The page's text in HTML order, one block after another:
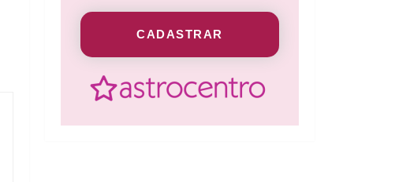
CADASTRAR